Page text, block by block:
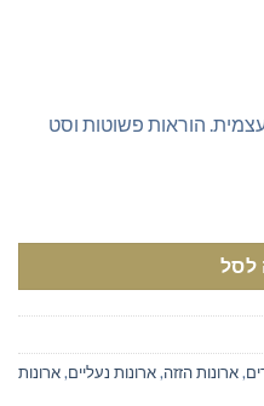
הוראות פשוטות וסט
לסל
,ארונות הזזה,ארונות נעליים,ארונות